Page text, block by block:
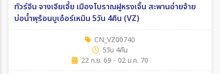
ทัวร์จีน จางเจียเจี้ย เมืองโบราณฝูหรงเจิ้น สะพานอ่ายจ้าย
บ่อน้ำพุร้อนบูเอ๋อร์เหมิน 5วัน 4คืน (VZ)
CN_VZ00740
5วัน 4คืน
22 ก.ย. 69 - 02 ม.ค. 70